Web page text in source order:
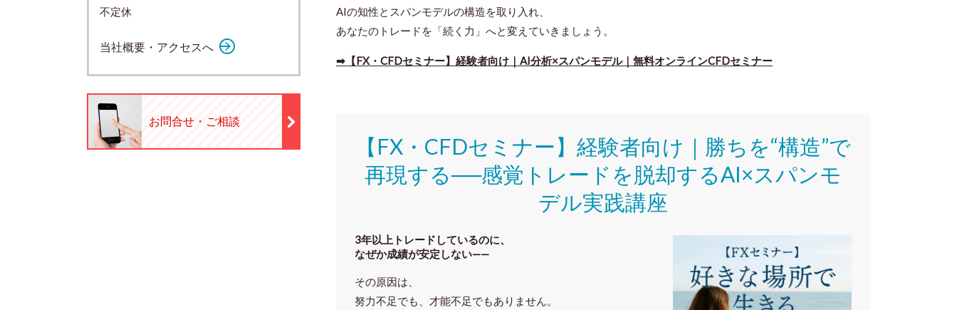
AIの知性とスパンモデルの構造を取り入れ、
あなたのトレードを「続く力」へと変えていきましょう。
➡【FX・CFDセミナー】経験者向け｜AI分析×スパンモデル｜無料オンラインCFDセミナー
【FX・CFDセミナー】 経験者向け｜ 勝ちを“構造”で
再現する──感覚トレードを脱却するAI×スパンモ
デル実践講座
3年以上トレードしているのに、
なぜか成績が安定しない——
その原因は、
努力不足でも、才能不足でもありません。
不定休
当社概要・アクセスへ
お問合せ・ご相談